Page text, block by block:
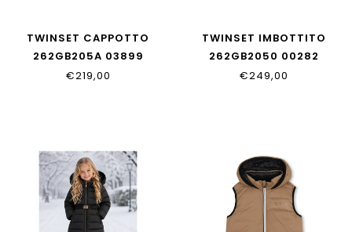
TWINSET CAPPOTTO
262GB205A 03899
€219,00
TWINSET IMBOTTITO
262GB2050 00282
€249,00